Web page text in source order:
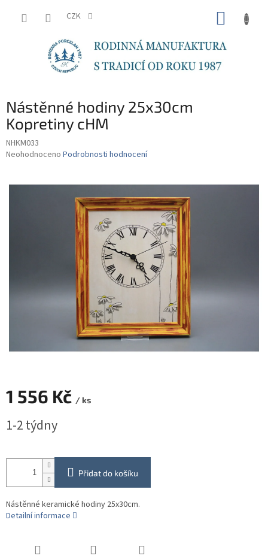
CZK
Nástěnné hodiny 25x30cm
Kopretiny cHM
NHKM033
Průměrné
je
Neohodnoceno Podrobnosti hodnocení
1 556 Kč / ks
cena:
1-2 týdny
Přidat do košíku
Nástěnné keramické hodiny 25x30cm.
Detailní informace